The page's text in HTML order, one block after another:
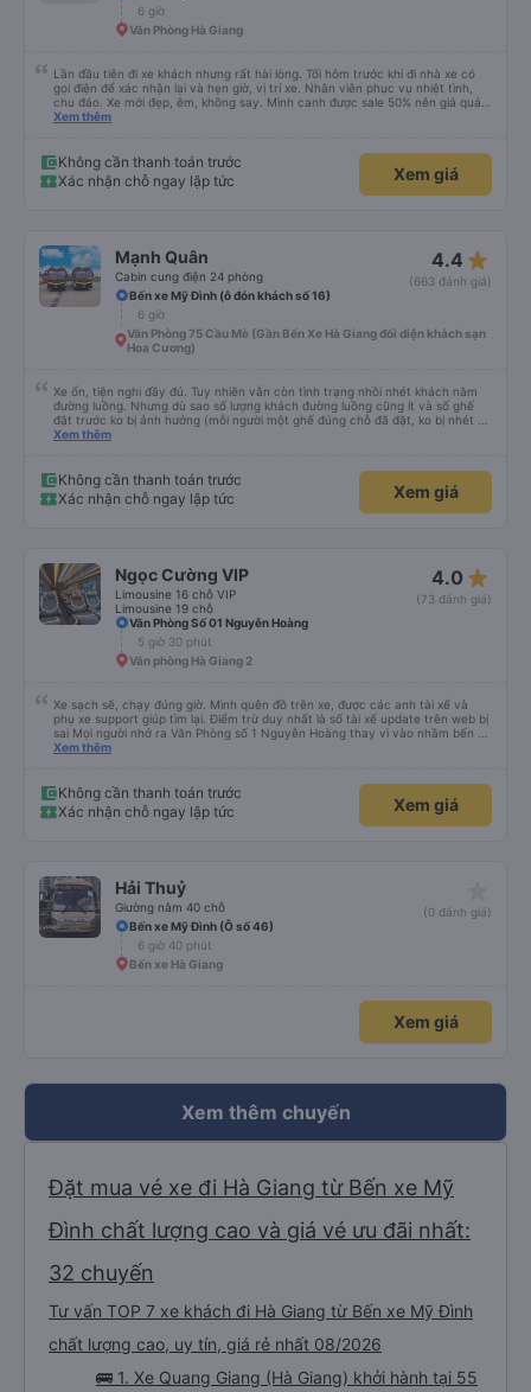
6 giờ
Văn Phòng Hà Giang
Lần đầu tiên đi xe khách nhưng rất hài lòng. Tối hôm trước khi đi nhà xe có
gọi điện để xác nhận lại và hẹn giờ, vị trí xe. Nhân viên phục vụ nhiệt tình,
chu đáo. Xe mới đẹp, êm, không say. Mình canh được sale 50% nên giá quá
rẻ cho một chuyến đi chất lượng. Rất hài lòng!
Xem thêm
Không cần thanh toán trước
Xác nhận chỗ ngay lập tức
Xem giá
Mạnh Quân
Cabin cung điện 24 phòng
4.4 star_rate
(663 đánh giá)
Bến xe Mỹ Đình (ô đón khách số 16)
6 giờ
Văn Phòng 75 Cầu Mè (Gần Bến Xe Hà Giang đối diện khách sạn
Hoa Cương)
Xe ổn, tiện nghi đầy đủ. Tuy nhiên vẫn còn tình trạng nhồi nhét khách nằm
đường luồng. Nhưng dù sao số lượng khách đường luồng cũng ít và số ghế
đặt trước ko bị ảnh hưởng (mỗi người một ghế đúng chỗ đã đặt, ko bị nhét 2
người 1 ghế hay 3 người 2 ghế) nên vẫn đánh giá 5 sao nhé.
Xem thêm
Không cần thanh toán trước
Xác nhận chỗ ngay lập tức
Xem giá
Ngọc Cường VIP
Limousine 16 chỗ VIP
Limousine 19 chỗ
4.0 star_rate
(73 đánh giá)
Văn Phòng Số 01 Nguyễn Hoàng
5 giờ 30 phút
Văn phòng Hà Giang 2
Xe sạch sẽ, chạy đúng giờ. Mình quên đồ trên xe, được các anh tài xế và
phụ xe support giúp tìm lại. Điểm trừ duy nhất là số tài xế update trên web bị
sai Mọi người nhớ ra Văn Phòng số 1 Nguyễn Hoàng thay vì vào nhầm bến xe
Mỹ Đình nhé.
Xem thêm
Không cần thanh toán trước
Xác nhận chỗ ngay lập tức
Xem giá
Hải Thuỷ
Giường nằm 40 chỗ
(0 đánh giá)
Bến xe Mỹ Đình (Ô số 46)
6 giờ 40 phút
Bến xe Hà Giang
Xem giá
Xem thêm chuyến
Đặt mua vé xe đi Hà Giang từ Bến xe Mỹ
Đình chất lượng cao và giá vé ưu đãi nhất:
32 chuyến
Tư vấn TOP 7 xe khách đi Hà Giang từ Bến xe Mỹ Đình
chất lượng cao, uy tín, giá rẻ nhất 08/2026
🚌 1. Xe Quang Giang (Hà Giang) khởi hành tại 55